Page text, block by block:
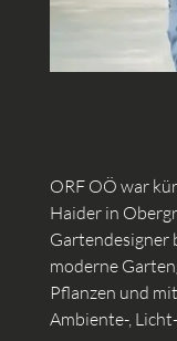
ORF OÖ war
Haider in
Gartendesigner
moderne
Pflanzen und
Ambiente-,